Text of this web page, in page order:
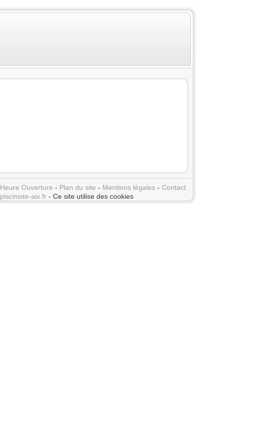
Heure Ouverture - Plan du site - Mentions légales - Contact
pisciniste-aix.fr - Ce site utilise des cookies